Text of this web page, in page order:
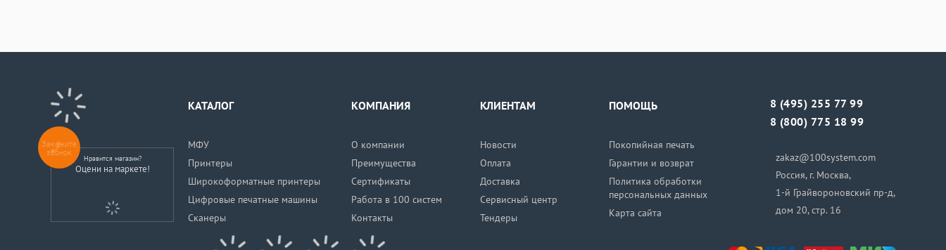
Нравится магазин?
Оцени на маркете!
КАТАЛОГ
МФУ
Принтеры
Широкоформатные принтеры
Цифровые печатные машины
Сканеры
КОМПАНИЯ
О компании
Преимущества
Сертификаты
Работа в 100 систем
Контакты
КЛИЕНТАМ
Новости
Оплата
Доставка
Сервисный центр
Тендеры
ПОМОЩЬ
Покопийная печать
Гарантии и возврат
Политика обработки
персональных данных
Карта сайта
8 (495) 255 77 99
8 (800) 775 18 99
zakaz@100system.com
Россия, г. Москва,
1-й Грайвороновский пр-д,
дом 20, стр. 16
Закажите
звонок